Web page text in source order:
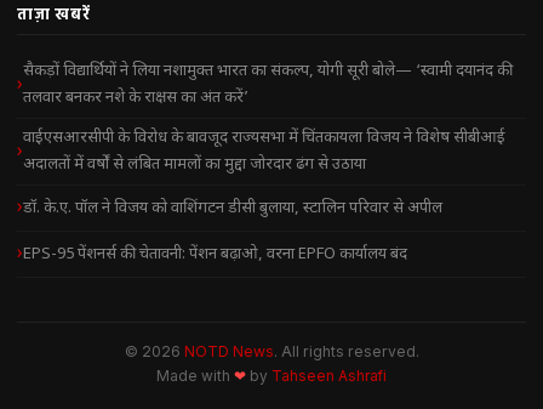
ताज़ा खबरें
सैकड़ों विद्यार्थियों ने लिया नशामुक्त भारत का संकल्प, योगी सूरी बोले— ‘स्वामी दयानंद की
तलवार बनकर नशे के राक्षस का अंत करें’
वाईएसआरसीपी के विरोध के बावजूद राज्यसभा में चिंतकायला विजय ने विशेष सीबीआई
अदालतों में वर्षों से लंबित मामलों का मुद्दा जोरदार ढंग से उठाया
डॉ. के.ए. पॉल ने विजय को वाशिंगटन डीसी बुलाया, स्टालिन परिवार से अपील
EPS-95 पेंशनर्स की चेतावनी: पेंशन बढ़ाओ, वरना EPFO कार्यालय बंद
© 2026 NOTD News. All rights reserved.
Made with ❤ by Tahseen Ashrafi